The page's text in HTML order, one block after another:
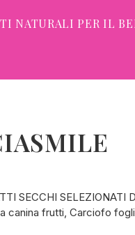
NATURALI PER IL
SECCHI
canina frutti, Carciofo